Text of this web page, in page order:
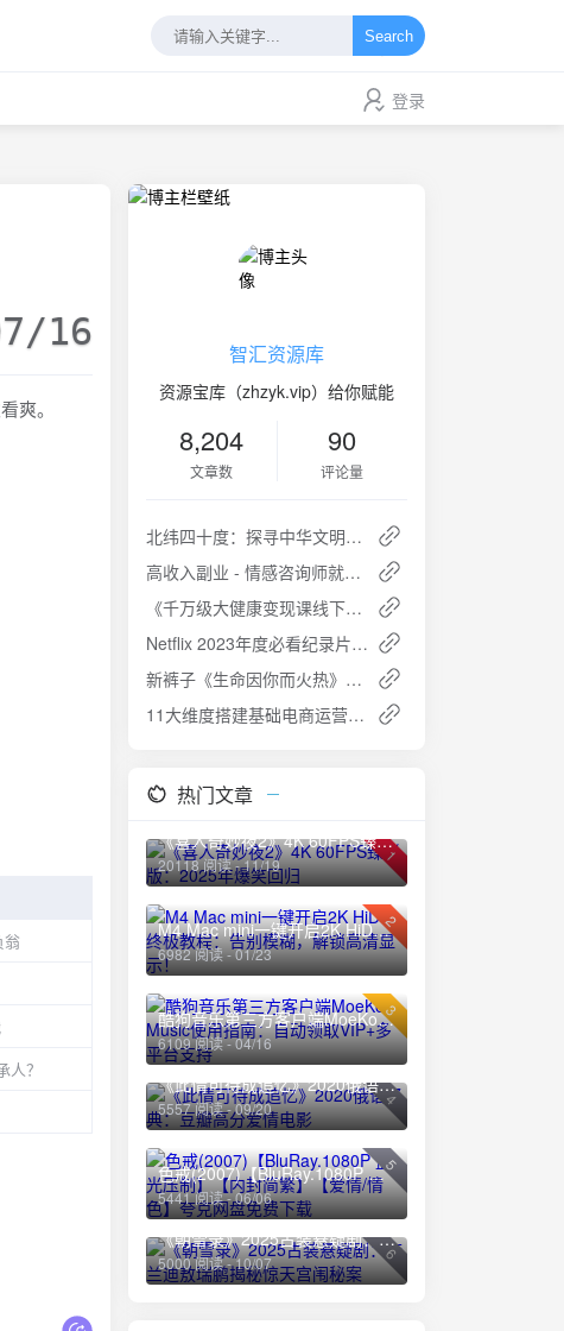
Search
登录
16
爽。
？
智汇资源库
资源宝库（zhzyk.vip）给你赋能
8,204
文章数
90
评论量
北纬四十度：探寻中华文明的地理脉络
高收入副业 - 情感咨询师就业直通班
《千万级大健康变现课线下课》：健康行业的商业变现指南
Netflix 2023年度必看纪录片合集：100部高清资源一键收藏（附中英字幕）🎬
新裤子《生命因你而火热》ALAC无损下载
11大维度搭建基础电商运营：全面解析电商成功之道
热门文章
1
《喜人奇妙夜2》4K 60FPS臻彩版：2025年爆笑回归
20118 阅读 - 11/19
2
M4 Mac mini一键开启2K HiDPI终极教程：告别模糊，解锁高清显示！
6982 阅读 - 01/23
3
酷狗音乐第三方客户端MoeKoe Music使用指南：自动领取VIP+多平台支持
6109 阅读 - 04/16
4
《此情可待成追忆》2020俄语经典：豆瓣高分爱情电影
5557 阅读 - 09/20
5
色戒(2007)【BluRay.1080P 蓝光压制】【内封简繁】【爱情/情色】夸克网盘免费下载
5441 阅读 - 06/06
6
《朝雪录》2025古装悬疑剧：李兰迪敖瑞鹏揭秘惊天宫闱秘案
5000 阅读 - 10/07